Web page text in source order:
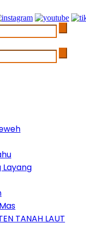
Layang
TANAH LAUT